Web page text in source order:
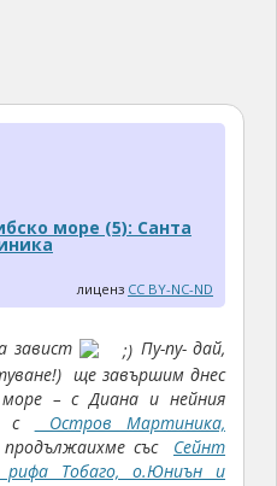
море (5): Санта
лиценз CC BY-NC-ND
завист
Пу-пу- дай,
ще завършим днес
– с Диана и нейния
с
Остров Мартиника,
със Сейнт
Тобаго, о.Юниън и